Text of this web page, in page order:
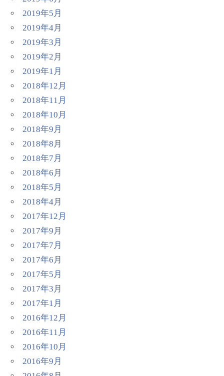
2019年5月
2019年4月
2019年3月
2019年2月
2019年1月
2018年12月
2018年11月
2018年10月
2018年9月
2018年8月
2018年7月
2018年6月
2018年5月
2018年4月
2017年12月
2017年9月
2017年7月
2017年6月
2017年5月
2017年3月
2017年1月
2016年12月
2016年11月
2016年10月
2016年9月